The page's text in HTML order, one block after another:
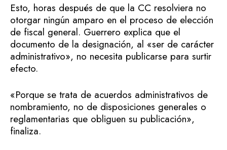
Esto, horas después de que la CC resolviera no
otorgar ningún amparo en el proceso de elección
de fiscal general. Guerrero explica que el
documento de la designación, al «ser de carácter
administrativo», no necesita publicarse para surtir
efecto.
«Porque se trata de acuerdos administrativos de
nombramiento, no de disposiciones generales o
reglamentarias que obliguen su publicación»,
finaliza.